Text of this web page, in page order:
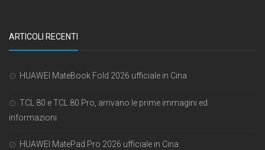
ARTICOLI RECENTI
HUAWEI MateBook Fold 2026 ufficiale in Cina
TCL 80 e TCL 80 Pro, arrivano le prime immagini ed
informazioni
HUAWEI MatePad Pro 2026 ufficiale in Cina